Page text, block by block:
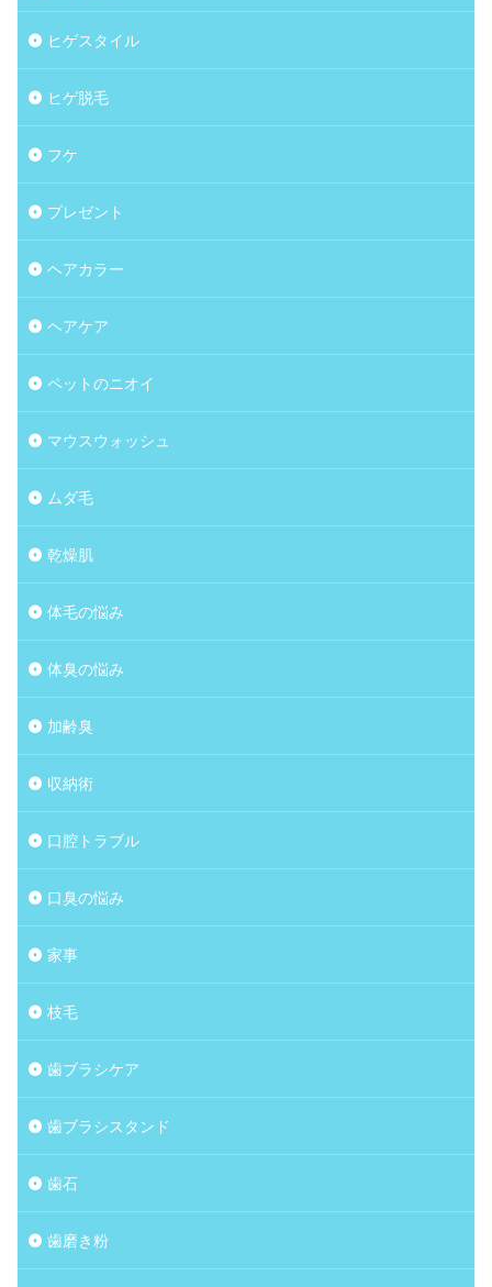
ヒゲスタイル
ヒゲ脱毛
フケ
プレゼント
ヘアカラー
ヘアケア
ペットのニオイ
マウスウォッシュ
ムダ毛
乾燥肌
体毛の悩み
体臭の悩み
加齢臭
収納術
口腔トラブル
口臭の悩み
家事
枝毛
歯ブラシケア
歯ブラシスタンド
歯石
歯磨き粉